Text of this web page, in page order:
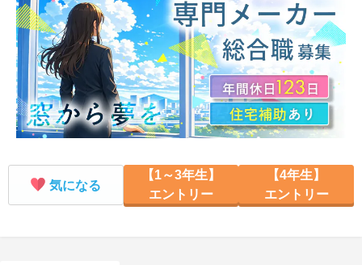
気になる
【1～3年生】
エントリー
【4年生】
エントリー